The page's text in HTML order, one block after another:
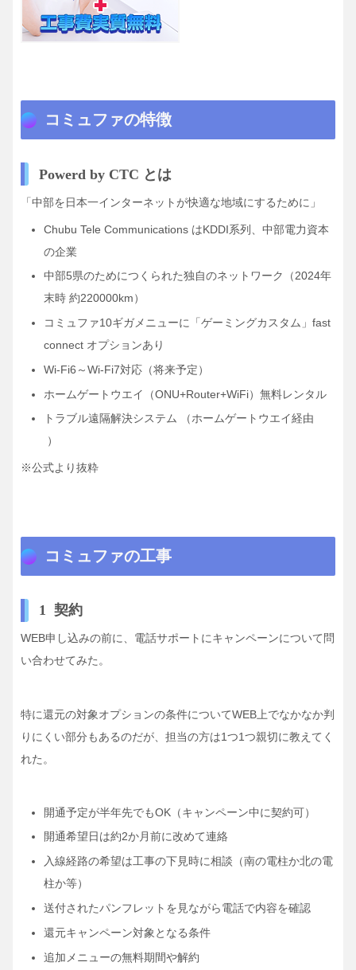
コミュファの特徴
Powerd by CTC とは
「中部を日本一インターネットが快適な地域にするために」
Chubu Tele Communications はKDDI系列、中部電力資本
の企業
中部5県のためにつくられた独自のネットワーク
（2024年
末時 約220000km）
コミュファ10ギガメニューに「ゲーミングカスタム」fast
connect オプションあり
Wi-Fi6～Wi-Fi7対応（将来予定）
ホームゲートウエイ（ONU+Router+WiFi）無料レンタル
トラブル遠隔解決システム （ホームゲートウエイ経由
）
※公式より抜粋
コミュファの工事
1 契約
WEB申し込みの前に、電話サポートにキャンペーンについて問
い合わせてみた。
特に還元の対象オプションの条件についてWEB上でなかなか判
りにくい部分もあるのだが、担当の方は1つ1つ親切に教えてく
れた。
開通予定が半年先でもOK（キャンペーン中に契約可）
開通希望日は約2か月前に改めて連絡
入線経路の希望は工事の下見時に相談（南の電柱か北の電
柱か等）
送付されたパンフレットを見ながら電話で内容を確認
還元キャンペーン対象となる条件
追加メニューの無料期間や解約